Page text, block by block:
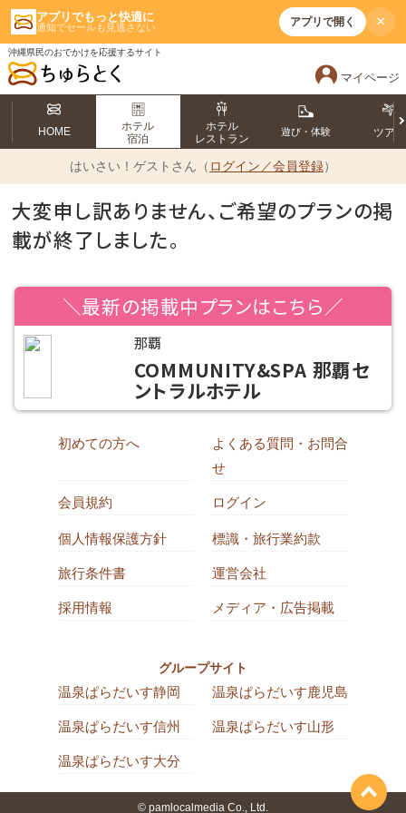
アプリでもっと快適に
通知でセールも見逃さない アプリで開く ×
沖縄県民のおでかけを応援するサイト
マイページ
HOME
ホテル
宿泊
ホテル
レストラン
遊び・体験 ツアー
はいさい！ ゲストさん（ ログイン／会員登録）
大変申し訳ありません、ご希望のプランの掲
載が終了しました。
＼最新の掲載中プランはこちら／
那覇
COMMUNITY&SPA 那覇セ
ントラルホテル
初めての方へ
よくある質問・お問合
せ
会員規約 ログイン
個人情報保護方針 標識・旅行業約款
旅行条件書 運営会社
採用情報 メディア・広告掲載
グループサイト
温泉ぱらだいす静岡 温泉ぱらだいす鹿児島
温泉ぱらだいす信州 温泉ぱらだいす山形
温泉ぱらだいす大分
© pamlocalmedia Co., Ltd.